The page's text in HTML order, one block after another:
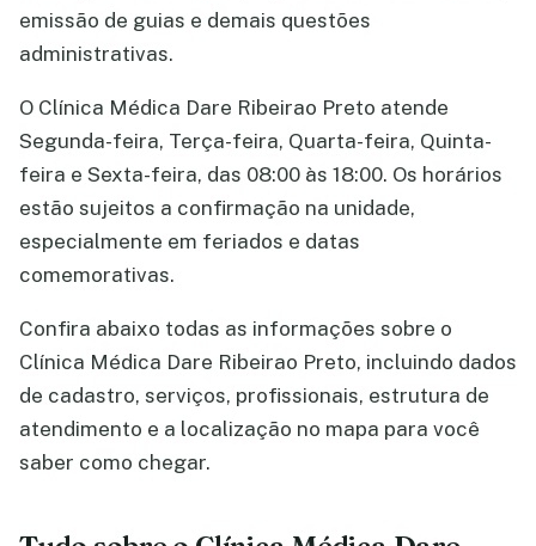
emissão de guias e demais questões
administrativas.
O Clínica Médica Dare Ribeirao Preto atende
Segunda-feira, Terça-feira, Quarta-feira, Quinta-
feira e Sexta-feira, das 08:00 às 18:00. Os horários
estão sujeitos a confirmação na unidade,
especialmente em feriados e datas
comemorativas.
Confira abaixo todas as informações sobre o
Clínica Médica Dare Ribeirao Preto, incluindo dados
de cadastro, serviços, profissionais, estrutura de
atendimento e a localização no mapa para você
saber como chegar.